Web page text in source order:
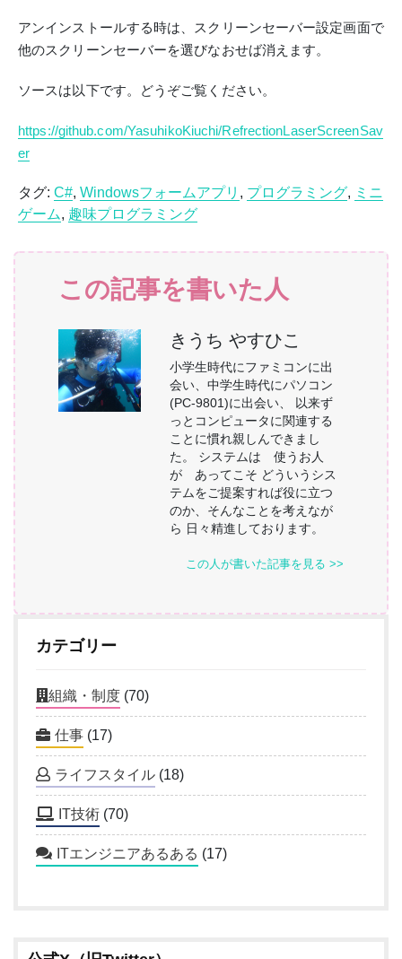
アンインストールする時は、スクリーンセーバー設定画面で
他のスクリーンセーバーを選びなおせば消えます。
ソースは以下です。どうぞご覧ください。
https://github.com/YasuhikoKiuchi/RefrectionLaserScreenSav
er
タグ: C#, Windowsフォームアプリ , プログラミング, ミニ
ゲーム, 趣味プログラミング
この記事を書いた人
きうち やすひこ
小学生時代にファミコンに出
会い、中学生時代にパソコン
(PC-9801)に出会い、 以来ず
っとコンピュータに関連する
ことに慣れ親しんできまし
た。 システムは 使うお人
が あってこそ どういうシス
テムをご提案すれば役に立つ
のか、そんなことを考えなが
ら 日々精進しております。
この人が書いた記事を見る >>
カテゴリー
組織・制度 (70)
仕事 (17)
ライフスタイル (18)
IT技術 (70)
ITエンジニアあるある (17)